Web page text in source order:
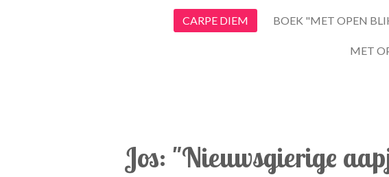
CARPE DIEM BOEK "MET OPEN
MET
Jos: "Nieuwsgierige